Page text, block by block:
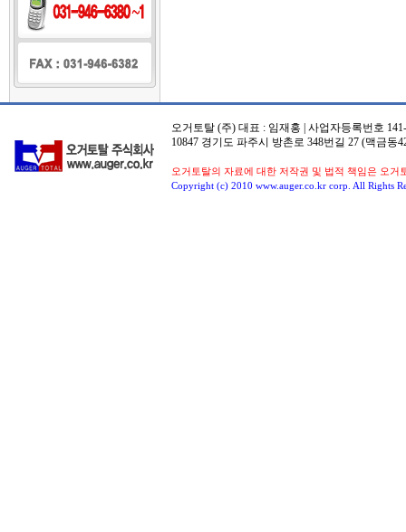
오거토탈 (주) 대표 : 임재홍 | 사업자등록번호
10847 경기도 파주시 방촌로 348번길 27 (맥금동
오거토탈의 자료에 대한 저작권 및 법적 책임은 오
Copyright (c) 2010 www.auger.co.kr corp. All Rights